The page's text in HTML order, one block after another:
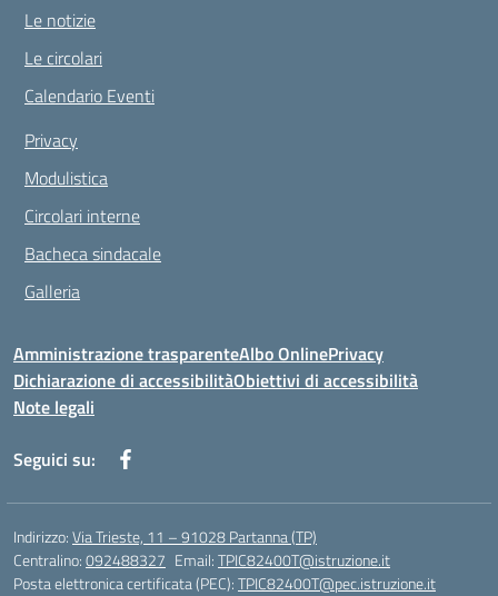
Le notizie
Le circolari
Calendario Eventi
Privacy
Modulistica
Circolari interne
Bacheca sindacale
Galleria
Amministrazione trasparenteAlbo OnlinePrivacy
Dichiarazione di accessibilitàObiettivi di accessibilità
Note legali
Seguici su:
Indirizzo:Via Trieste, 11 – 91028 Partanna (TP)
Centralino:092488327 Email:TPIC82400T@istruzione.it
Posta elettronica certificata (PEC):TPIC82400T@pec.istruzione.it